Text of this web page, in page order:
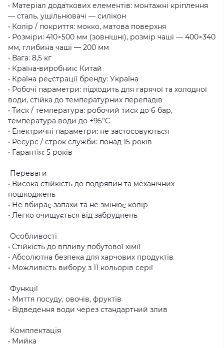
• Матеріал додаткових елементів: монтажні кріплення
— сталь, ущільнювачі — силікон
• Колір / покриття: мокко, матова поверхня
• Розміри: 410×500 мм (зовнішні), розмір чаші — 400×340
мм, глибина чаші — 200 мм
• Вага: 8,5 кг
• Країна-виробник: Китай
• Країна реєстрації бренду: Україна
• Робочі параметри: підходить для гарячої та холодної
води, стійка до температурних перепадів
• Тиск / температура: робочий тиск до 6 бар,
температура води до +95°C
• Електричні параметри: не застосовуються
• Ресурс / строк служби: понад 15 років
• Гарантія: 5 років
Переваги
• Висока стійкість до подряпин та механічних
пошкоджень
• Не вбирає запахи та не змінює колір
• Легко очищується від забруднень
Особливості
• Стійкість до впливу побутової хімії
• Абсолютна безпека для харчових продуктів
• Можливість вибору з 11 кольорів серії
Функції
• Миття посуду, овочів, фруктів
• Відведення води через стандартний злив
Комплектація
• Мийка